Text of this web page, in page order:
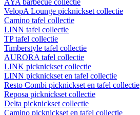
AYA barbecue collectie
VelopA Lounge picknickset collectie
Camino tafel collectie
LINN tafel collectie
TP tafel collectie
Timberstyle tafel collectie
AURORA tafel collectie
LINK picknickset collectie
LINN picknickset en tafel collectie
Resto Combi picknickset en tafel collectie
Reposa picknickset collectie
Delta picknickset collectie
Camino picknickset en tafel collectie